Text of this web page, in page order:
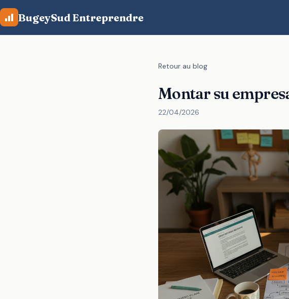
Aller au contenu principal
BugeySud Entreprendre
Retour au blog
Montar su
22/04/2026